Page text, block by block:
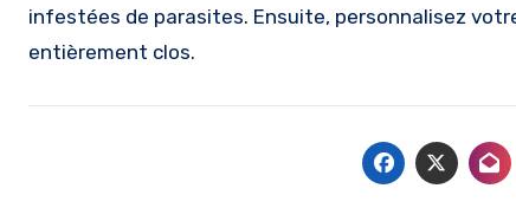
infestées de parasites. Ensuite, personnalisez
entièrement clos.